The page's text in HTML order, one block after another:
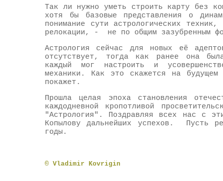
Так ли нужно уметь строить карту без
хотя бы базовые представления о
понимание сути астрологических
релокации, - не по общим зазубренным
Астрология сейчас для новых её
отсутствует, тогда как ранее она
каждый мог настроить и
механики. Как это скажется на
покажет.
Прошла целая эпоха становления
каждодневной кропотливой
"Астрология". Поздравляя всех нас с
Копылову дальнейших успехов. Пусть
годы.
© Vladimir Kovrigin